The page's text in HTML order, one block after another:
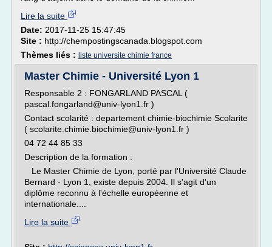
Lire la suite
Date: 2017-11-25 15:47:45
Site : http://chempostingscanada.blogspot.com
Thèmes liés : liste universite chimie france
Master Chimie - Université Lyon 1
Responsable 2 : FONGARLAND PASCAL (
pascal.fongarland@univ-lyon1.fr )
Contact scolarité : departement chimie-biochimie Scolarite
( scolarite.chimie.biochimie@univ-lyon1.fr )
04 72 44 85 33
Description de la formation :
Le Master Chimie de Lyon, porté par l'Université Claude
Bernard - Lyon 1, existe depuis 2004. Il s'agit d'un
diplôme reconnu à l'échelle européenne et
internationale....
Lire la suite